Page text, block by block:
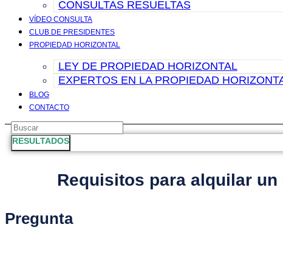
CONSULTAS RESUELTAS
VÍDEO CONSULTA
CLUB DE PRESIDENTES
PROPIEDAD HORIZONTAL
LEY DE PROPIEDAD HORIZONTAL
EXPERTOS EN LA PROPIEDAD
BLOG
CONTACTO
Search
...
RESULTADOS
Requisitos para alquilar
Pregunta